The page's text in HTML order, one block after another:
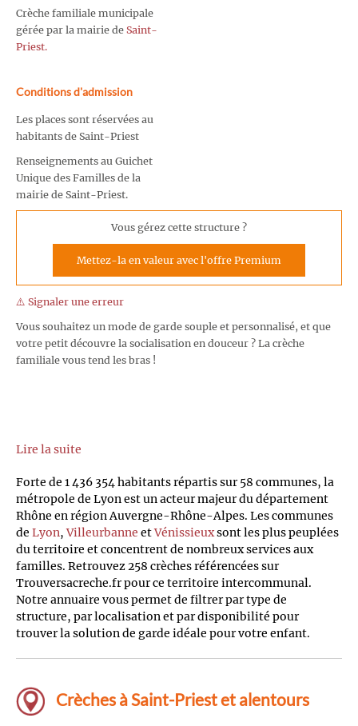
Crèche familiale municipale
gérée par la mairie de Saint-
Priest.
Conditions d'admission
Les places sont réservées au
habitants de Saint-Priest
Renseignements au Guichet
Unique des Familles de la
mairie de Saint-Priest.
Vous gérez cette structure ?
Mettez-la en valeur avec l'offre Premium
⚠️ Signaler une erreur
Vous souhaitez un mode de garde souple et personnalisé, et que
votre petit découvre la socialisation en douceur ? La crèche
familiale vous tend les bras !
Lire la suite
Forte de 1 436 354 habitants répartis sur 58 communes, la
métropole de Lyon est un acteur majeur du département
Rhône en région Auvergne-Rhône-Alpes. Les communes
de Lyon,Villeurbanne etVénissieuxsont les plus peuplées
du territoire et concentrent de nombreux services aux
familles. Retrouvez 258 crèches référencées sur
Trouversacreche.fr pour ce territoire intercommunal.
Notre annuaire vous permet de filtrer par type de
structure, par localisation et par disponibilité pour
trouver la solution de garde idéale pour votre enfant.
Crèches à Saint-Priest et alentours